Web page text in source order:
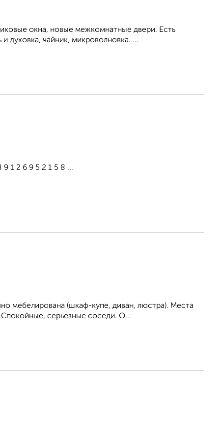
окна, новые межкомнатные двери. Есть
духовка, чайник, микроволновка. ...
1 2 6 9 5 2 1 5 8 ...
мебелирована (шкаф-купе, диван, люстра). Места
серьезные соседи. О...